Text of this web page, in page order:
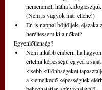
nememmel, hátha
(Nem is vagyok már ellene!)
Én is nappal böjtöljek, éjszaka
heréltessem ki a nőket?
Egyenlőtlenség?
Nem inkább emberi, ha
értelmi képességű egyed a
kisebb különbségeket
a kiemelkedő képességűek